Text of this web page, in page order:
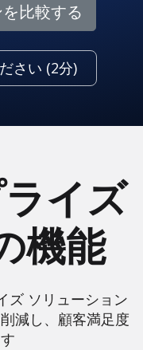
比較する
さい (2分)
イズ
機能
ズ ソリューション
減し、顧客満足度